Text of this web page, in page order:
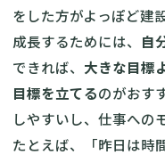
をした方がよっぽど建
成長するためには、 自
できれば、 大きな目標
目標を立てるのがおす
しやすいし、仕事への
たとえば、「昨日は時